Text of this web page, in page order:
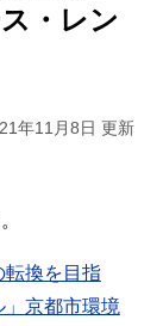
・レン
年11月8日 更新
転換を目指
京都市環境